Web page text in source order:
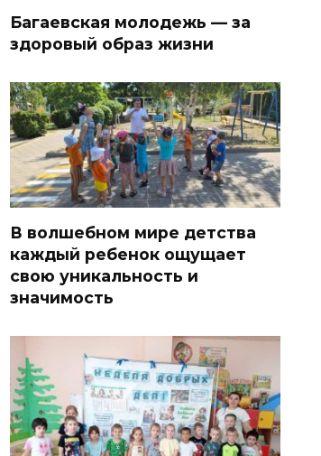
Багаевская молодежь — за
здоровый образ жизни
В волшебном мире детства
каждый ребенок ощущает
свою уникальность и
значимость